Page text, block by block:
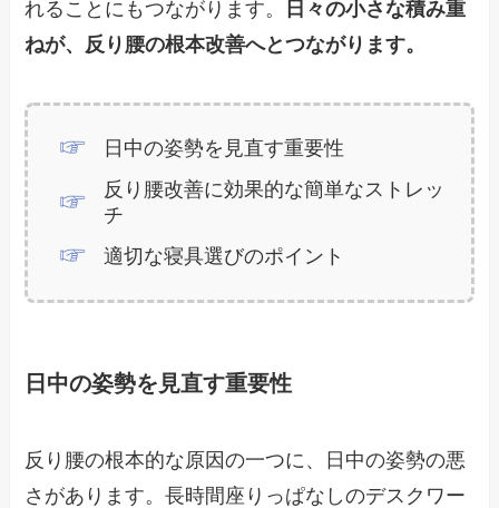
れることにもつながります。
日々の小さな積み重
ねが、反り腰の根本改善へとつながります。
日中の姿勢を見直す重要性
反り腰改善に効果的な簡単なストレッ
チ
適切な寝具選びのポイント
日中の姿勢を見直す重要性
反り腰の根本的な原因の一つに、日中の姿勢の悪
さがあります。長時間座りっぱなしのデスクワー